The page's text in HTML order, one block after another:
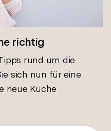
richtig
rund um die
sich nun für eine
neue Küche